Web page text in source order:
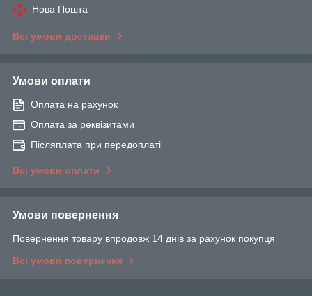
Нова Пошта
Всі умови доставки
Умови оплати
Оплата на рахунок
Оплата за реквізитами
Післяплата при передоплаті
Всі умови оплати
Умови повернення
Повернення товару впродовж 14 днів за рахунок покупця
Всі умови повернення